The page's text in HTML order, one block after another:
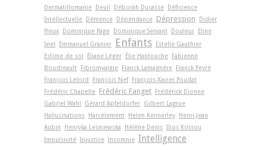
Dermatillomanie
Deuil Déborah Ducasse
Déficience
Intellectuelle
Démence Dépendance Dépression
Didier
Pleux
Dominique Page Dominique Servant Douleur
Eline
Snel
Emmanuel Granier Enfants
Estelle Gauthier
Estime de soi
Éliane Léger Élie Hantouche
Fabienne
Boudreault
Fibromyalgie Franck Lamagnère
Franck Peyré
François Lelord
François Nef
François-Xavier Poudat
Frédéric Chapelle Frédéric Fanget
Frédérick Dionne
Gabriel Wahl
Gérard Apfeldorfer Gilbert Lagrue
Hallucinations
Harcèlement Helen Kennerley
Henri-Jean
Aubin
Henryka Lesniewska Hélène Denis Ilios Kotsou
Impulsivité Injustice Insomnie Intelligence